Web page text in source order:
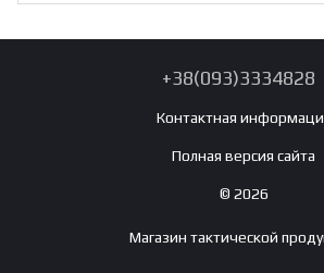
+38(093)3334828
Контактная
Полная версия сайта
© 2026
Магазин тактической